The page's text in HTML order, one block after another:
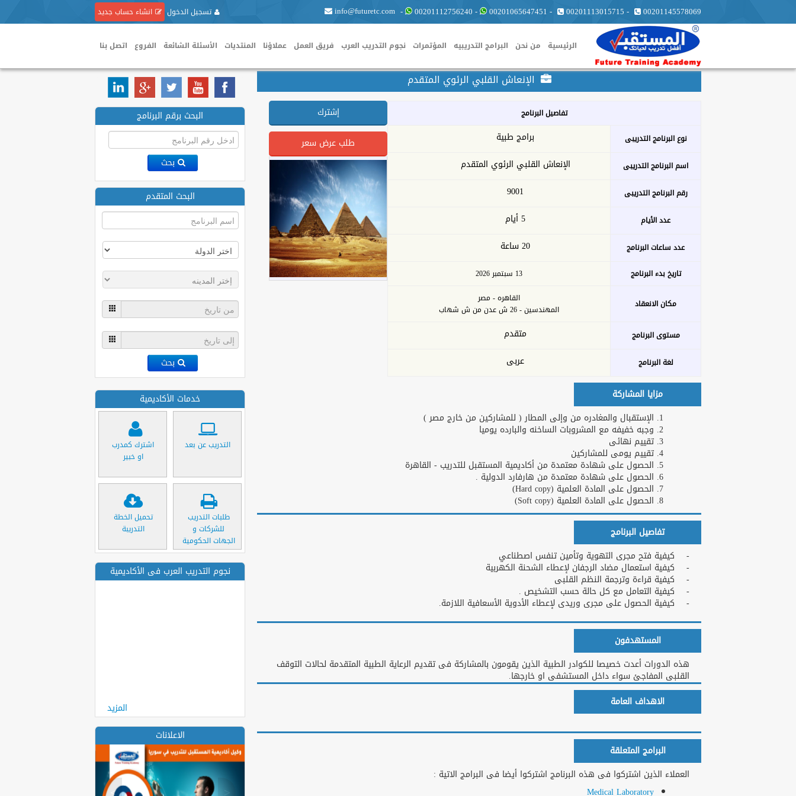
تسجيل الدخول انشاء حساب جديد 00201145578069
-
00201113015715
-
00201065647451
-
00201112756240
-
info@futuretc.com
الرئيسية من نحن البرامج التدريبيه المؤتمرات نجوم التدريب العرب فريق العمل عملاؤنا المنتديات الأسئلة الشائعة الفروع اتصل بنا
الإنعاش القلبي الرئوي المتقدم
تفاصيل البرنامج
نوع البرنامج التدريبى
برامج طبية
اسم البرنامج التدريبى الإنعاش القلبي الرئوي المتقدم
رقم البرنامج التدريبى 9001
عدد الأيام 5 أيام
عدد ساعات البرنامج 20 ساعة
تاريخ بدء البرنامج 13 سبتمبر 2026
مكان الانعقاد
القاهره - مصر
المهندسين - 26 ش عدن من ش شهاب
مستوى البرنامج
متقدم
لغة البرنامج عربى
إشترك
طلب عرض سعر
مزايا المشاركة
الإستقبال والمغادره من وإلى المطار ( للمشاركين من خارج مصر )
وجبه خفيفه مع المشروبات الساخنه والبارده يوميا
تقييم نهائى
تقييم يومى للمشاركين
الحصول على شهادة معتمدة من أكاديمية المستقبل للتدريب - القاهرة
الحصول على شهادة معتمدة من هارفارد الدولية .
الحصول على المادة العلمية (Hard copy)
الحصول على المادة العلمية (Soft copy)
تفاصيل البرنامج
- كيفية فتح مجرى التهوية وتأمين تنفس اصطناعي
- كيفية استعمال مضاد الرجفان لإعطاء الشحنة الكهربية
- كيفية قراءة وترجمة النظم القلبى
- كيفية التعامل مع كل حالة حسب التشخيص .
- كيفية الحصول على مجرى وريدى لإعطاء الأدوية الأسعافية اللازمة.
المستهدفون
هذه الدورات أعدت خصيصا للكوادر الطبية الذين يقومون بالمشاركة فى تقديم الرعاية الطبية المتقدمة لحالات التوقف
القلبى المفاجئ سواء داخل المستشفى او خارجها.
الاهداف العامة
البرامج المتعلقة
العملاء الذين اشتركوا فى هذه البرنامج اشتركوا أيضا فى البرامج الاتية :
Medical Laboratory
البحث برقم البرنامج
بحث
البحث المتقدم
بحث
خدمات الأكاديمية
التدريب عن بعد
اشترك كمدرب
او خبير
طلبات التدريب
للشركات و
الجهات الحكومية
تحميل الخطة
التدريبة
نجوم التدريب العرب فى الأكاديمية
المزيد
الاعلانات